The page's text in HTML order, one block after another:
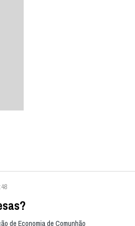
de Economia de Comunhão